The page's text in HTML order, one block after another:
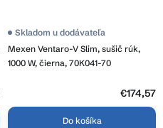
Mexen Ventaro-V Slim, sušič rúk,
1000 W, čierna, 70K041-70
Skladom u dodávateľa
€174,57
Do košíka